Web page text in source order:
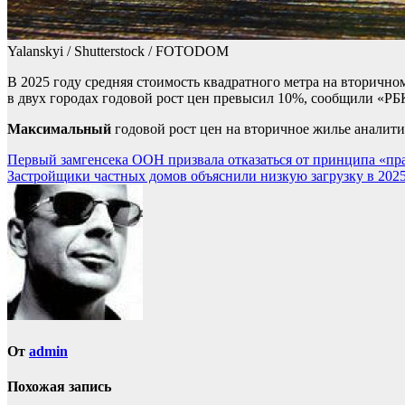
Yalanskyi / Shutterstock / FOTODOM
В 2025 году средняя стоимость квадратного метра на
в двух городах годовой рост цен превысил 10%, сообщили
Максимальный годовой рост цен на вторичное жилье
Навигация
по
записям
Первый замгенсека ООН призвала отказаться от принципа
Застройщики частных домов объяснили низкую загрузку в
От admin
Похожая запись